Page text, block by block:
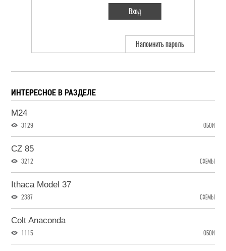
Напомнить пароль
ИНТЕРЕСНОЕ В РАЗДЕЛЕ
M24
3129 ОБОИ
CZ 85
3212 СХЕМЫ
Ithaca Model 37
2387 СХЕМЫ
Colt Anaconda
1115 ОБОИ